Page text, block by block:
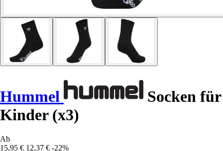
Hummel
Socken für
Kinder (x3)
Ab
15,95 € 12,37 € -22%